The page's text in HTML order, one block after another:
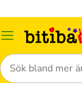
Meny
Sök